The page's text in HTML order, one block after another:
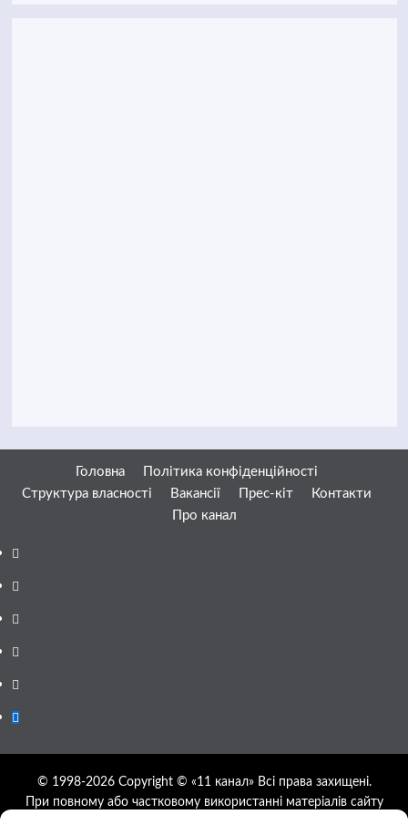
Головна
Політика конфіденційності
Структура власності
Вакансії Прес-кіт
Контакти
Про канал
Facebook
YouTube
Telegram
Instagram
Twitter
Google
© 1998-2026 Copyright © «11 канал» Всі права захищені.
При повному або частковому використанні матеріалів сайту